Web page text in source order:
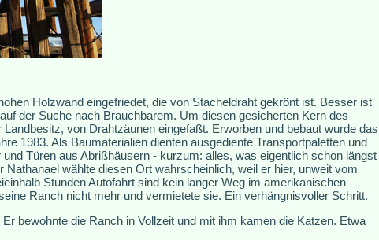
Holzwand eingefriedet, die von Stacheldraht gekrönt ist. Besser ist
der Suche nach Brauchbarem. Um diesen gesicherten Kern des
von Drahtzäunen eingefaßt. Erworben und bebaut wurde das
1983. Als Baumaterialien dienten ausgediente Transportpaletten und
Türen aus Abrißhäusern - kurzum: alles, was eigentlich schon längst
wählte diesen Ort wahrscheinlich, weil er hier, unweit vom
Stunden Autofahrt sind kein langer Weg im amerikanischen
Ranch nicht mehr und vermietete sie. Ein verhängnisvoller Schritt.
bewohnte die Ranch in Vollzeit und mit ihm kamen die Katzen. Etwa